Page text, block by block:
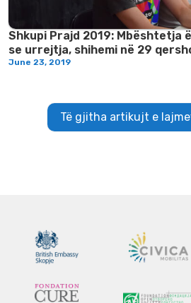
Shkupi Prajd 2019: Mbështetja
se urrejtja, shihemi në 29
June 23, 2019
Të gjitha artikujt e